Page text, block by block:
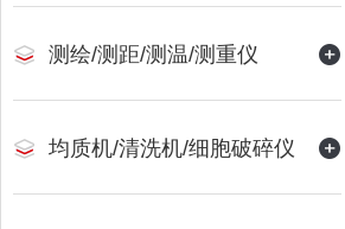
测绘/测距/测温/测重仪
均质机/清洗机/细胞破碎仪